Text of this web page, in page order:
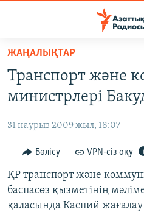
Skip
main
content
to
Navigation
Skip
to
Search
САЯСАТ
AZATTYQTV
ҚАҢТАР ОҚИҒАСЫ
АДАМ ҚҰҚЫҚТАРЫ
ӘЛЕУМЕТ
ӘЛЕМ
ЖАҢАЛЫҚТАР
Транспорт және
министрлері
31 наурыз 2009 жыл, 18:07
Бөлісу VPN-сіз оқу
ҚР транспорт және
баспасөз қызметінің
қаласында Каспий